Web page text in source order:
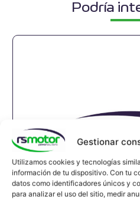
Gestionar
Utilizamos cookies y tecnologías
información de tu dispositivo. Con tu
datos como identificadores únicos y
para analizar el uso del sitio, medir
Podría